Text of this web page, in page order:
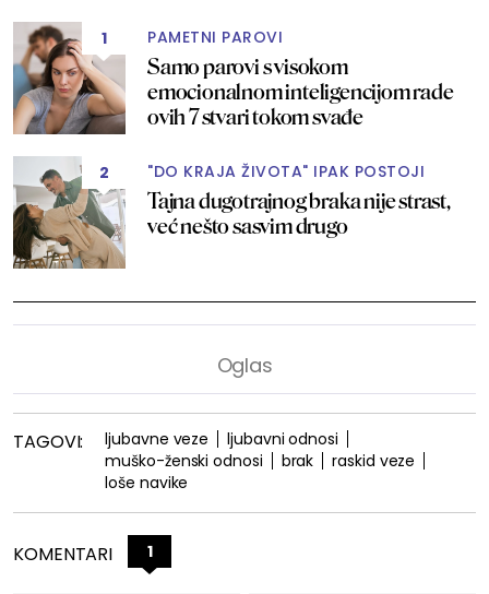
1 PAMETNI PAROVI
Samo parovi s visokom
emocionalnom inteligencijom rade
ovih 7 stvari tokom svađe
2 "DO KRAJA ŽIVOTA" IPAK POSTOJI
Tajna dugotrajnog braka nije strast,
već nešto sasvim drugo
TAGOVI: ljubavne veze
ljubavni odnosi
muško-ženski odnosi
brak
raskid veze
loše navike
KOMENTARI 1